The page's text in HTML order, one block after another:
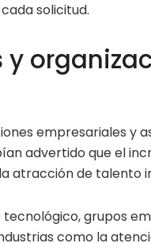
solicitud.
y
empresariales y
advertido que el
atracción de talento
grupos
como la